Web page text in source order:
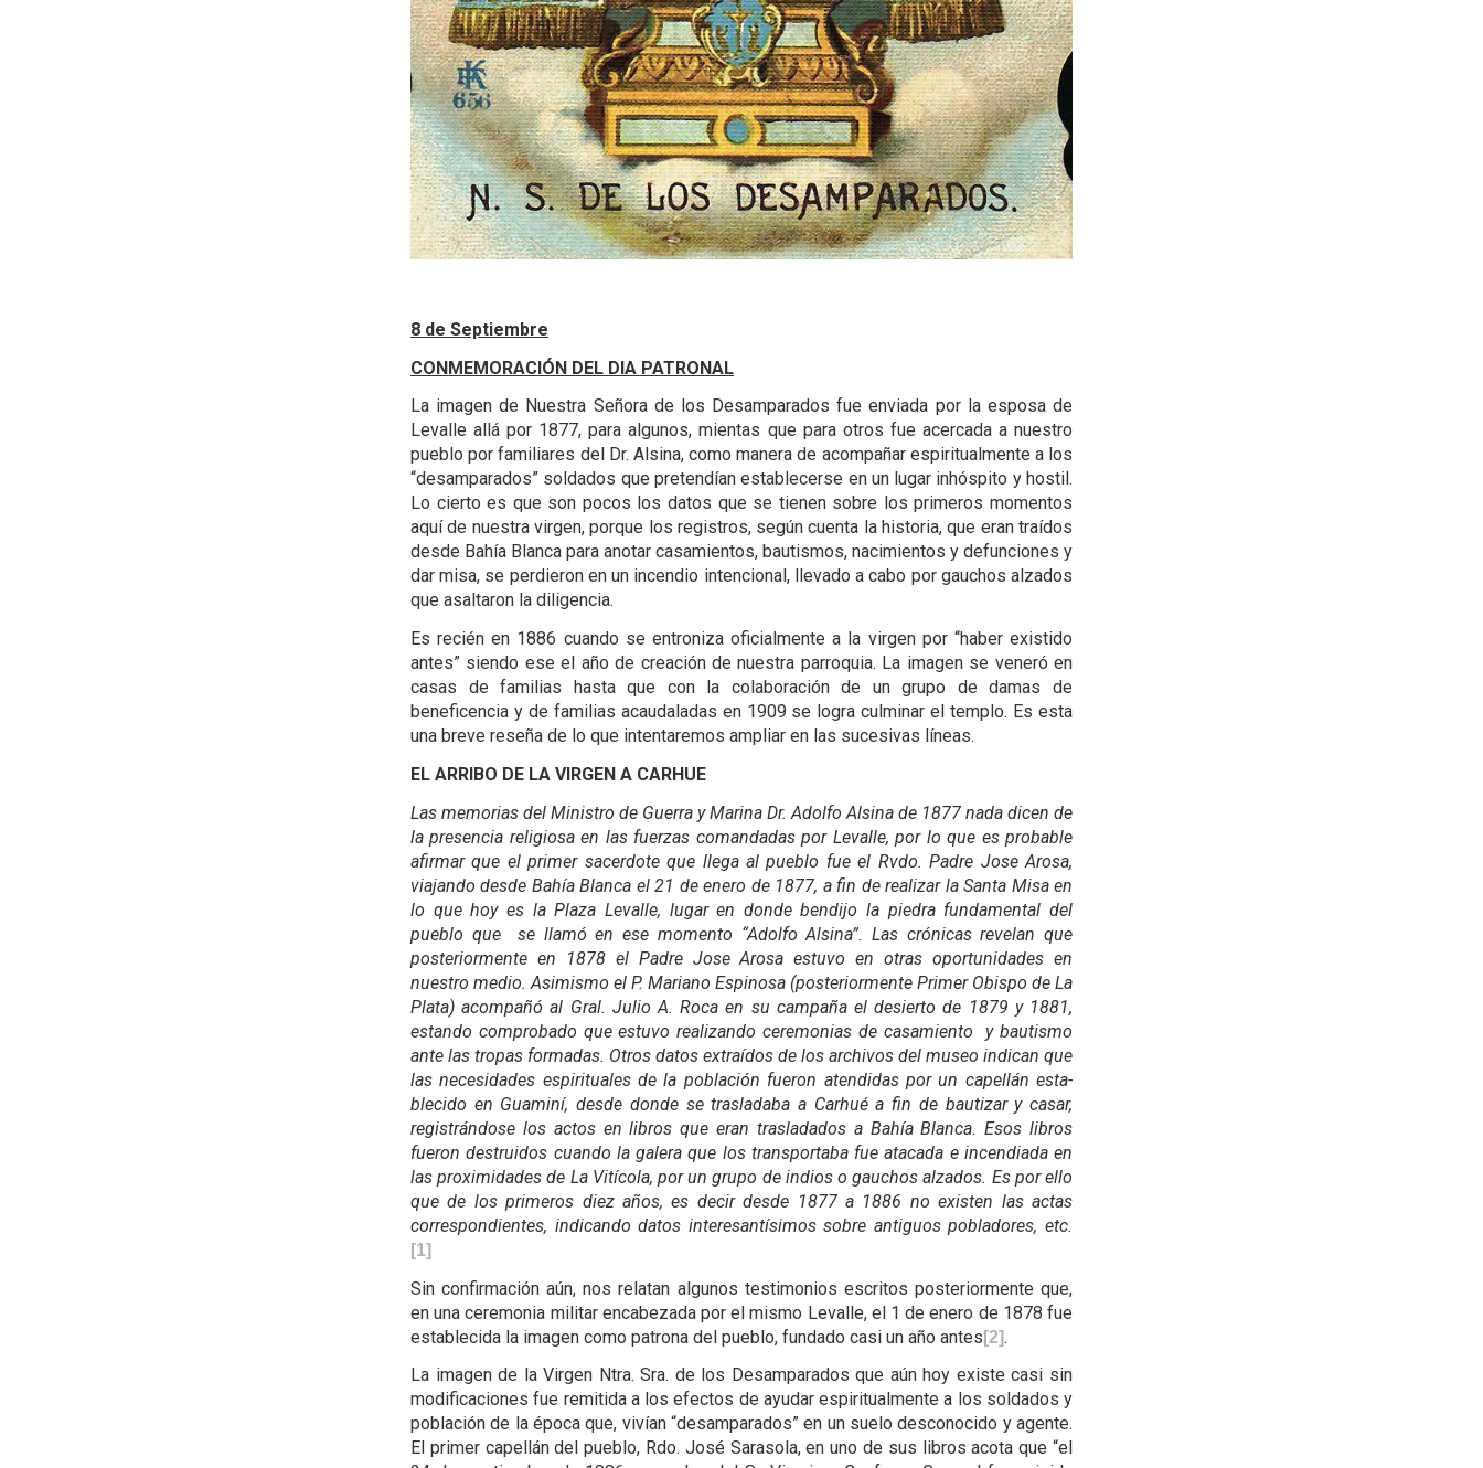
8 de Septiembre
CONMEMORACIÓN DEL DIA PATRONAL
La imagen de Nuestra Señora de los Desamparados fue enviada por la esposa de
Levalle allá por 1877, para algunos, mientas que para otros fue acercada a nuestro
pueblo por familiares del Dr. Alsina, como manera de acompañar espiritualmente a los
“desamparados” soldados que pretendían establecerse en un lugar inhóspito y hostil.
Lo cierto es que son pocos los datos que se tienen sobre los primeros momentos
aquí de nuestra virgen, porque los registros, según cuenta la historia, que eran traídos
desde Bahía Blanca para anotar casamientos, bautismos, nacimientos y defunciones y
dar misa, se perdieron en un incendio intencional, llevado a cabo por gauchos alzados
que asaltaron la diligencia.
Es recién en 1886 cuando se entroniza oficialmente a la virgen por “haber existido
antes” siendo ese el año de creación de nuestra parroquia. La imagen se veneró en
casas de familias hasta que con la colaboración de un grupo de damas de
beneficencia y de familias acaudaladas en 1909 se logra culminar el templo. Es esta
una breve reseña de lo que intentaremos ampliar en las sucesivas líneas.
EL ARRIBO DE LA VIRGEN A CARHUE
Las memorias del Ministro de Guerra y Marina Dr. Adol­fo Alsina de 1877 nada dicen de
la presencia religiosa en las fuerzas comandadas por Levalle, por lo que es probable
afirmar que el primer sacerdote que llega al pueblo fue el Rvdo. Padre Jose Arosa,
viajando desde Bahía Blanca el 21 de enero de 1877, a fin de realizar la Santa Misa en
lo que hoy es la Plaza Levalle, lugar en donde bendijo la piedra fundamental del
pueblo que se llamó en ese momento “Adolfo Al­sina”. Las crónicas re­velan que
posteriormente en 1878 el Padre Jose Arosa estuvo en otras oportunidades en
nuestro me­dio. Asimismo el P. Mariano Espinosa (posteriormente Primer Obispo de La
Plata) acom­pañó al Gral. Julio A. Roca en su campaña el desierto de 1879 y 1881,
estando comprobado que estuvo realizando ceremonias de casamiento y bautismo
ante las tropas formadas. Otros datos extraí­dos de los archivos del museo indican que
las necesi­dades espirituales de la población fueron atendidas por un capellán esta­
blecido en Guaminí, desde donde se trasladaba a Carhué a fin de bautizar y casar,
registrándose los actos en libros que eran trasladados a Bahía Blanca. Esos libros
fueron destruidos cuando la galera que los transportaba fue ata­cada e incendiada en
las proximida­des de La Vitícola, por un grupo de indios o gauchos alzados. Es por ello
que de los primeros diez años, es decir desde 1877 a 1886 no existen las actas
correspondientes, in­dicando datos interesantísimos sobre antiguos pobladores, etc.
[1]
Sin confirmación aún, nos relatan algunos testimonios escritos posteriormente que,
en una ceremonia militar encabezada por el mismo Levalle, el 1 de enero de 1878 fue
establecida la imagen como patrona del pueblo, fundado casi un año antes [2].
La imagen de la Virgen Ntra. Sra. de los Desamparados que aún hoy existe casi sin
modificaciones fue remitida a los efectos de ayudar espiritualmente a los soldados y
población de la época que, vivían “desamparados” en un suelo desconocido y agente.
El primer capellán del pueblo, Rdo. José Sarasola, en uno de sus libros acota que “el